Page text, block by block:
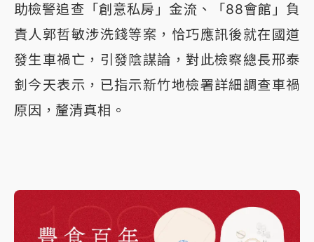
助檢警追查「創意私房」金流、「88會館」負
責人郭哲敏涉洗錢等案，恰巧應訊後就在國道
發生車禍亡，引發陰謀論，對此檢察總長邢泰
釗今天表示，已指示新竹地檢署詳細調查車禍
原因，釐清真相。